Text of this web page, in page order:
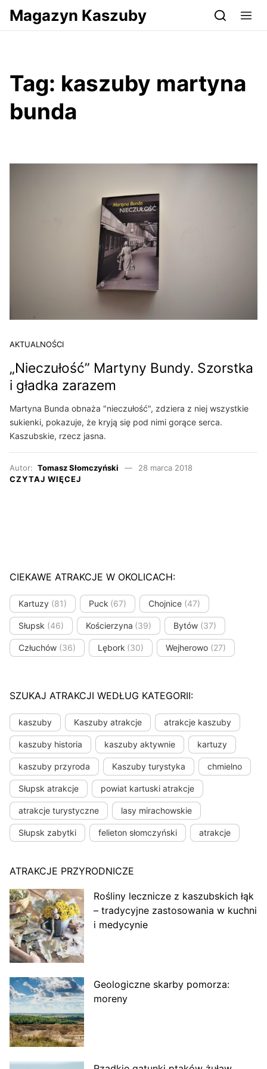
Przejdź do serwisu magazynkaszuby.pl
Magazyn Kaszuby
Tag: kaszuby martyna
bunda
AKTUALNOŚCI
„Nieczułość” Martyny Bundy. Szorstka
i gładka zarazem
Martyna Bunda obnaża "nieczułość", zdziera z niej wszystkie
sukienki, pokazuje, że kryją się pod nimi gorące serca.
Kaszubskie, rzecz jasna.
Autor: Tomasz Słomczyński
28 marca 2018
CZYTAJ WIĘCEJ
CIEKAWE ATRAKCJE W OKOLICACH:
Kartuzy (81) Puck (67) Chojnice (47)
Słupsk (46) Kościerzyna (39) Bytów (37)
Człuchów (36) Lębork (30) Wejherowo (27)
SZUKAJ ATRAKCJI WEDŁUG KATEGORII:
kaszuby Kaszuby atrakcje atrakcje kaszuby
kaszuby historia kaszuby aktywnie kartuzy
kaszuby przyroda Kaszuby turystyka chmielno
Słupsk atrakcje powiat kartuski atrakcje
atrakcje turystyczne lasy mirachowskie
Słupsk zabytki felieton słomczyński atrakcje
ATRAKCJE PRZYRODNICZE
Rośliny lecznicze z kaszubskich łąk
– tradycyjne zastosowania w kuchni
i medycynie
Geologiczne skarby pomorza:
moreny